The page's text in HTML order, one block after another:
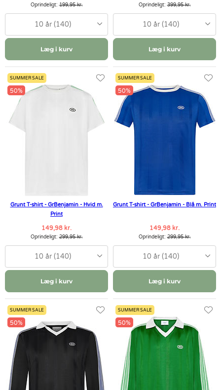
Oprindeligt:199,95 kr.
10 år (140)
Læg i kurv
Oprindeligt:399,95 kr.
10 år (140)
Læg i kurv
SUMMER SALE
50%
Grunt T-shirt - GrBenjamin - Hvid m.
Print
149,98 kr.
Oprindeligt:299,95 kr.
10 år (140)
Læg i kurv
SUMMER SALE
50%
Grunt T-shirt - GrBenjamin - Blå m. Print
149,98 kr.
Oprindeligt:299,95 kr.
10 år (140)
Læg i kurv
SUMMER SALE
50%
SUMMER SALE
50%